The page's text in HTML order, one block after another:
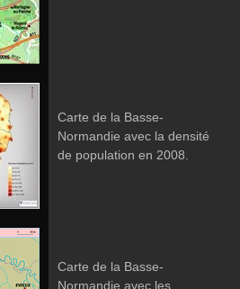
Carte de la Basse-
Normandie avec la densité
de population en 2008.
Carte de la Basse-
Normandie avec les